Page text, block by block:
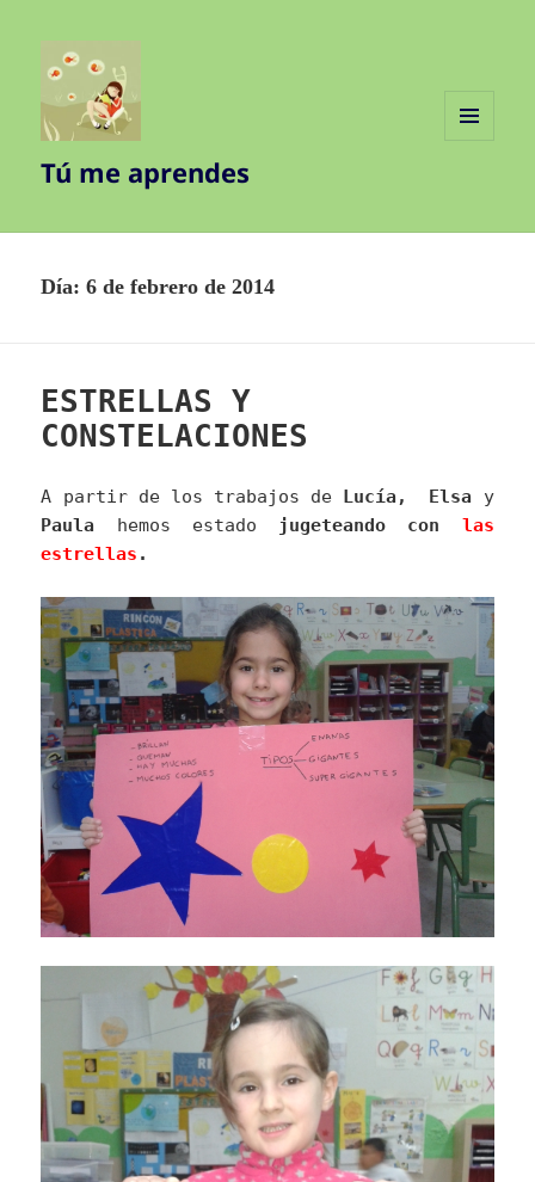
Tú me aprendes
Día:6 de febrero de 2014
ESTRELLAS Y
CONSTELACIONES
A partir de los trabajos de Lucía, Elsa y
Paula hemos estado jugeteando con las
estrellas .